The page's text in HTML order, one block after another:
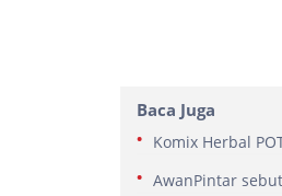
Baca Juga
Komix Herbal
AwanPintar